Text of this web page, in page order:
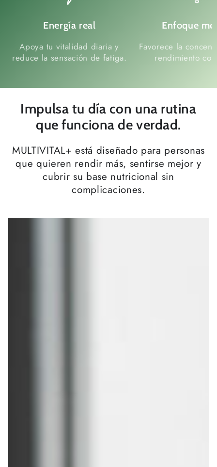
Energía real
Apoya tu vitalidad diaria y
reduce la sensación de fatiga.
Enfoque
Favorece la
rendimiento
Impulsa tu día con una rutina
que funciona de verdad.
MULTIVITAL+ está diseñado para personas
que quieren rendir más, sentirse mejor y
cubrir su base nutricional sin
complicaciones.